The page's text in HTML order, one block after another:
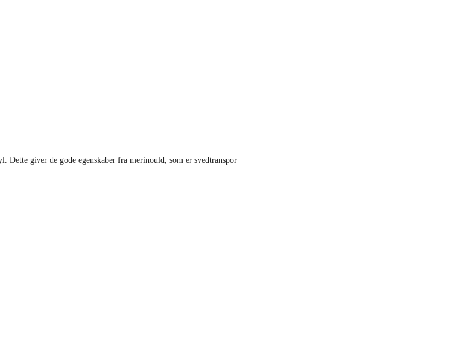
giver de gode egenskaber fra merinould, som er svedtranspor